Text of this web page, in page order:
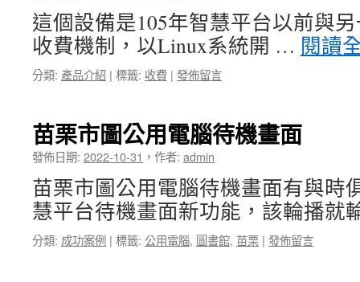
這個設備是105年智慧平台以前與
收費機制，以Linux系統開 … 閱讀
分類: 產品介紹 | 標籤: 收費 | 發佈留言
苗栗市圖公用電腦待機畫面
發佈日期: 2022-10-31 ， 作者: admin
苗栗市圖公用電腦待機畫面有與時
慧平台待機畫面新功能，該輪播
分類: 成功案例 | 標籤: 公用電腦, 圖書館, 苗栗 | 發佈留言